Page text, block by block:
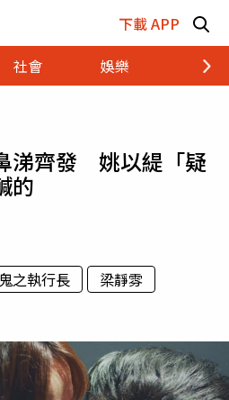
下載 APP
社會 娛樂 財經
涕齊發 姚以緹「疑
的
鬼之執行長
梁靜雰